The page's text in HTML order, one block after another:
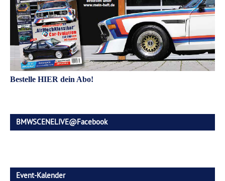
Bestelle HIER dein Abo!
BMWSCENELIVE@Facebook
Event-Kalender